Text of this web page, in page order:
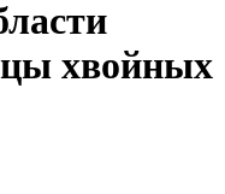
хвойных